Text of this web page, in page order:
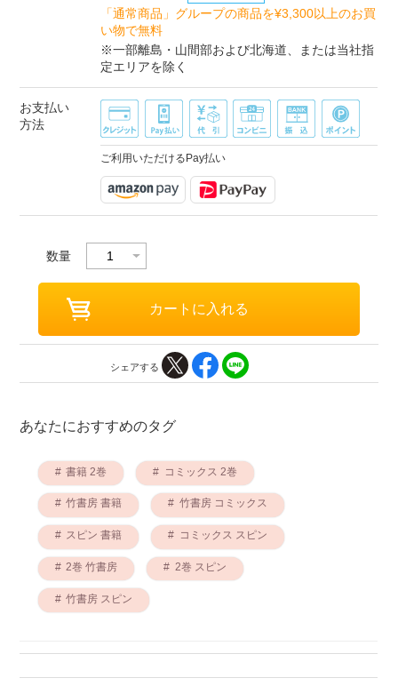
「通常商品」グループの商品を¥3,300以上のお買
い物で無料
※一部離島・山間部および北海道、または当社指
定エリアを除く
お支払い
方法
ご利用いただけるPay払い
数量
シェアする
あなたにおすすめのタグ
書籍 2巻 コミックス 2巻
竹書房 書籍 竹書房 コミックス
スピン 書籍 コミックス スピン
2巻 竹書房 2巻 スピン
竹書房 スピン